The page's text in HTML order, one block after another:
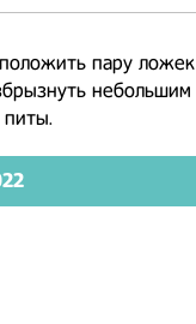
пару ложек
небольшим
питы.